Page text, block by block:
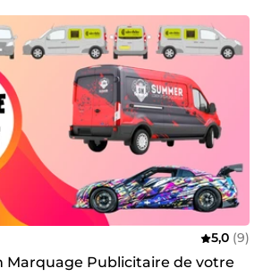
5,0 (9)
Marquage Publicitaire de votre